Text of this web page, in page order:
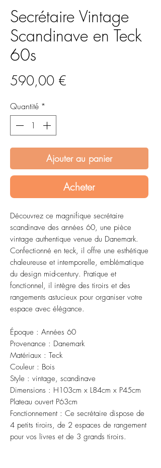
Secrétaire Vintage
Scandinave en Teck
60s
590,00 €
Quantité *
Ajouter au panier
Acheter
Découvrez ce magnifique secrétaire
scandinave des années 60, une pièce
vintage authentique venue du Danemark.
Confectionné en teck, il offre une esthétique
chaleureuse et intemporelle, emblématique
du design mid-century. Pratique et
fonctionnel, il intègre des tiroirs et des
rangements astucieux pour organiser votre
espace avec élégance.
Époque : Années 60
Provenance : Danemark
Matériaux : Teck
Couleur : Bois
Style : vintage, scandinave
Dimensions : H103cm x L84cm x P45cm
Plateau ouvert P63cm
Fonctionnement : Ce secrétaire dispose de
4 petits tiroirs, de 2 espaces de rangement
pour vos livres et de 3 grands tiroirs.